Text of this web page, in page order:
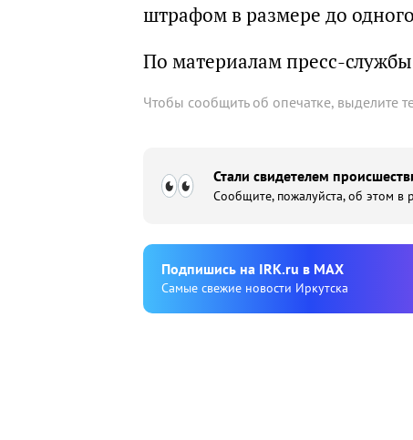
штрафом в размере до
По материалам пресс-службы
Чтобы сообщить об опечатке, выделите
Стали свидетелем
Сообщите, пожалуйста, об этом в
Подпишиcь на IRK.ru в MAX
Cамые свежие новости Иркутска